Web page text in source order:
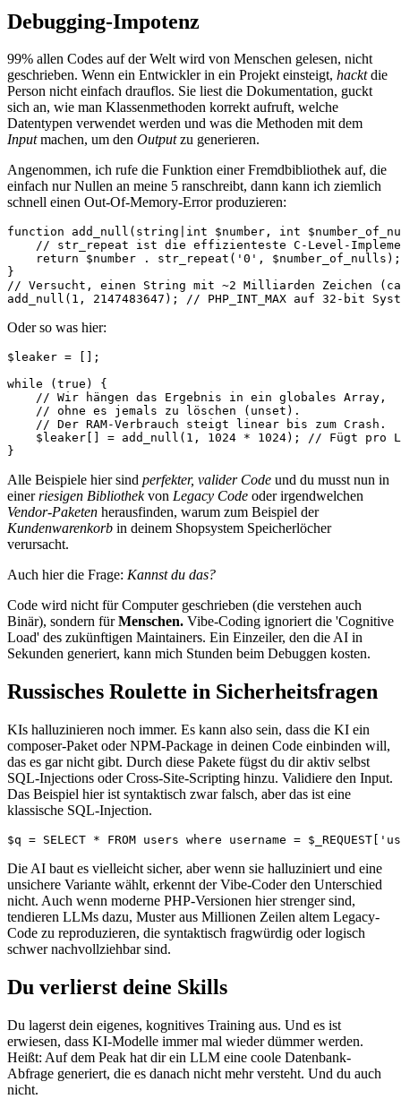
Debugging-Impotenz
99% allen Codes auf der Welt wird von Menschen gelesen, nicht
geschrieben. Wenn ein Entwickler in ein Projekt einsteigt, hacktdie
Person nicht einfach drauflos. Sie liest die Dokumentation, guckt
sich an, wie man Klassenmethoden korrekt aufruft, welche
Datentypen verwendet werden und was die Methoden mit dem
Inputmachen, um den Outputzu generieren.
Angenommen, ich rufe die Funktion einer Fremdbibliothek auf, die
einfach nur Nullen an meine 5 ranschreibt, dann kann ich ziemlich
schnell einen Out-Of-Memory-Error produzieren:
function add_null(string|int $number, int
// str_repeat ist die effizienteste C-Level-
    return $number . str_repeat('0', $number_of_nulls);
}
// Versucht, einen String mit ~2 Milliarden Zeichen (ca.
add_null(1, 2147483647); // PHP_INT_MAX auf 32-bit
Oder so was hier:
$leaker = [];
while (true) {
    // Wir hängen das Ergebnis in ein globales Array,
    // ohne es jemals zu löschen (unset).
    // Der RAM-Verbrauch steigt linear bis zum Crash.
$leaker[] = add_null(1, 1024 * 1024); // Fügt pro
}
Alle Beispiele hier sind perfekter, valider Code und du musst nun in
einerriesigen Bibliothekvon Legacy Code oder irgendwelchen
Vendor-Paketen herausfinden, warum zum Beispiel der
Kundenwarenkorb in deinem Shopsystem Speicherlöcher
verursacht.
Auch hier die Frage: Kannst du das?
Code wird nicht für Computer geschrieben (die verstehen auch
Binär), sondern fürMenschen. Vibe-Coding ignoriert die 'Cognitive
Load' des zukünftigen Maintainers. Ein Einzeiler, den die AI in
Sekunden generiert, kann mich Stunden beim Debuggen kosten.
Russisches Roulette in Sicherheitsfragen
KIs halluzinieren noch immer. Es kann also sein, dass die KI ein
composer-Paket oder NPM-Package in deinen Code einbinden will,
das es gar nicht gibt. Durch diese Pakete fügst du dir aktiv selbst
SQL-Injections oder Cross-Site-Scripting hinzu. Validiere den Input.
Das Beispiel hier ist syntaktisch zwar falsch, aber das ist eine
klassische SQL-Injection.
$q = SELECT * FROM users where username =
Die AI baut es vielleicht sicher, aber wenn sie halluziniert und eine
unsichere Variante wählt, erkennt der Vibe-Coder den Unterschied
nicht. Auch wenn moderne PHP-Versionen hier strenger sind,
tendieren LLMs dazu, Muster aus Millionen Zeilen altem Legacy-
Code zu reproduzieren, die syntaktisch fragwürdig oder logisch
schwer nachvollziehbar sind.
Du verlierst deine Skills
Du lagerst dein eigenes, kognitives Training aus. Und es ist
erwiesen, dass KI-Modelle immer mal wieder dümmer werden.
Heißt: Auf dem Peak hat dir ein LLM eine coole Datenbank-
Abfrage generiert, die es danach nicht mehr versteht. Und du auch
nicht.